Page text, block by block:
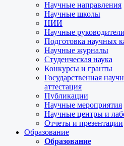
Научные направления
Научные школы
НИИ
Научные
Подготовка научных
Научные журналы
Студенческая наука
Конкурсы и гранты
Государственная
аттестация
Публикации
Научные мероприятия
Научные центры и
Отчеты и презентации
Образование
Образование